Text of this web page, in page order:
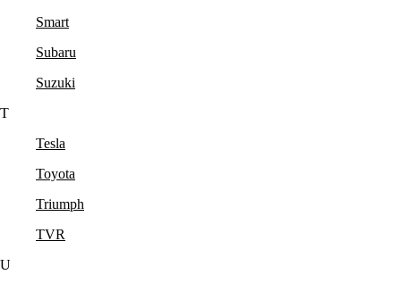
Smart
Subaru
Suzuki
T
Tesla
Toyota
Triumph
TVR
U